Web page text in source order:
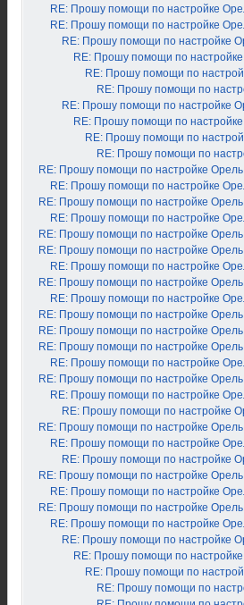
RE: Прошу помощи по настройке
RE: Прошу помощи по настройке
RE: Прошу помощи по настройке
RE: Прошу помощи по
RE: Прошу помощи по
RE: Прошу помощи по
RE: Прошу помощи по настройке
RE: Прошу помощи по
RE: Прошу помощи по
RE: Прошу помощи по
RE: Прошу помощи по настройке
RE: Прошу помощи по настройке
RE: Прошу помощи по настройке
RE: Прошу помощи по настройке
RE: Прошу помощи по настройке
RE: Прошу помощи по настройке
RE: Прошу помощи по настройке
RE: Прошу помощи по настройке
RE: Прошу помощи по настройке
RE: Прошу помощи по настройке
RE: Прошу помощи по настройке
RE: Прошу помощи по настройке
RE: Прошу помощи по настройке
RE: Прошу помощи по настройке
RE: Прошу помощи по настройке
RE: Прошу помощи по настройке
RE: Прошу помощи по настройке
RE: Прошу помощи по настройке
RE: Прошу помощи по настройке
RE: Прошу помощи по настройке
RE: Прошу помощи по настройке
RE: Прошу помощи по настройке
RE: Прошу помощи по настройке
RE: Прошу помощи по настройке
RE: Прошу помощи по
RE: Прошу помощи по
RE: Прошу помощи по